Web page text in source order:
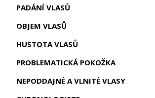
PADÁNÍ VLASŮ
OBJEM VLASŮ
HUSTOTA VLASŮ
PROBLEMATICKÁ POKOŽKA
NEPODDAJNÉ A VLNITÉ VLASY